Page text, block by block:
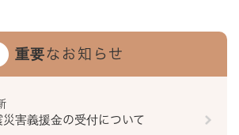
重要なお知らせ
害義援金の受付について